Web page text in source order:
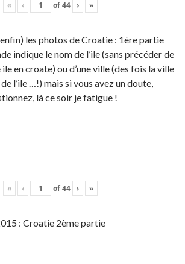
« ‹ of44 › »
les photos de Croatie : 1ère partie
indique le nom de l’ile (sans précéder de
en croate) ou d’une ville (des fois la ville
l’ile …!) mais si vous avez un doute,
là ce soir je fatigue !
« ‹ of44 › »
: Croatie 2ème partie